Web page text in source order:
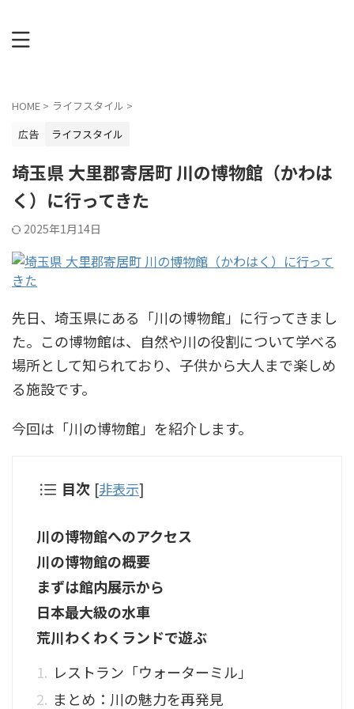
HOME > ライフスタイル >
広告
ライフスタイル
埼玉県 大里郡寄居町 川の博物館（かわは
く）に行ってきた
2025年1月14日
先日、埼玉県にある「川の博物館」に行ってきまし
た。この博物館は、自然や川の役割について学べる
場所として知られており、子供から大人まで楽しめ
る施設です。
今回は「川の博物館」を紹介します。
目次 [非表示]
川の博物館へのアクセス
川の博物館の概要
まずは館内展示から
日本最大級の水車
荒川わくわくランドで遊ぶ
レストラン「ウォーターミル」
まとめ：川の魅力を再発見